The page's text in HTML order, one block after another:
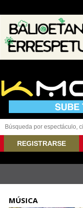
REGISTRARSE
MÚSICA